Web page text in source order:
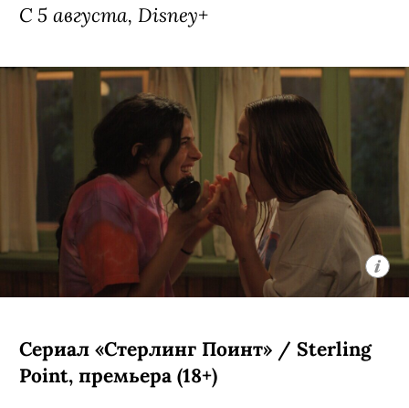
С 5 августа, Disney+
Сериал «Стерлинг Поинт» / Sterling
Point, премьера (18+)